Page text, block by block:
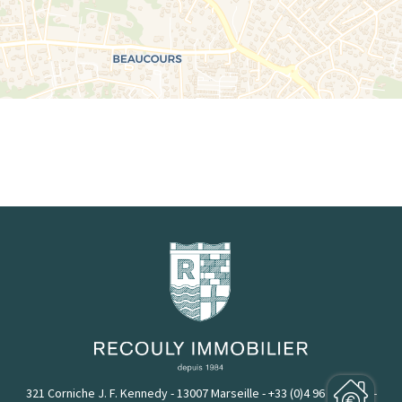
321 Corniche J. F. Kennedy - 13007 Marseille -+33 (0)4 96 20 33 03 -